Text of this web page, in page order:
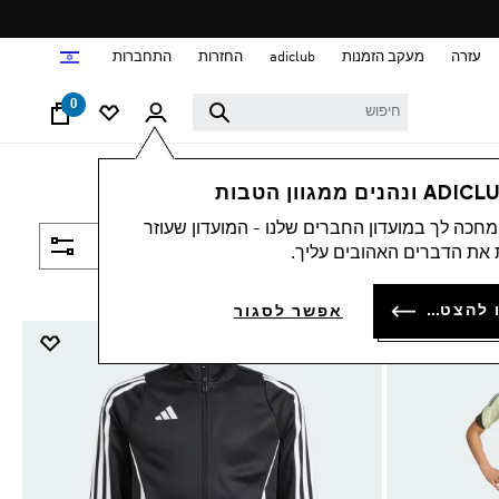
עזרה מעקב הזמנות adiclub החזרות התחברות
0
לך במועדון החברים שלנו - המועדון שעוזר
את הדברים האהובים עליך.
להתחברות או להצטרפות אפשר לסגור